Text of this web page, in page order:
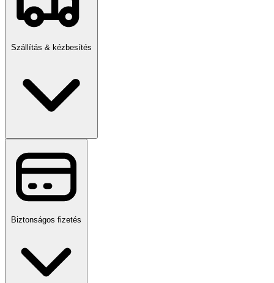
Szállítás & kézbesítés
Biztonságos fizetés